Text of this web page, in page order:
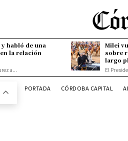
habló de una
la relación
Milei
sobre
largo
El
PORTADA CÓRDOBA CAPITAL